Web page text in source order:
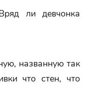
ли девчонка
названную так
что стен, что